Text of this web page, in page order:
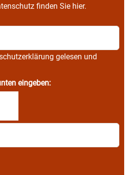
finden Sie hier.
gelesen und
eingeben: